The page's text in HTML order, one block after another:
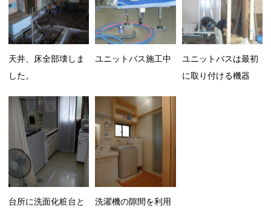
天井、床全部壊しま
した。
ユニットバス施工中
ユニットバスは最初
に取り付ける機器
台所に洗面化粧台と 洗濯機の隙間を利用